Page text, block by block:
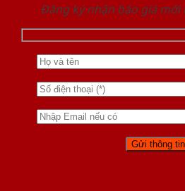
Đăng ký nhận báo giá